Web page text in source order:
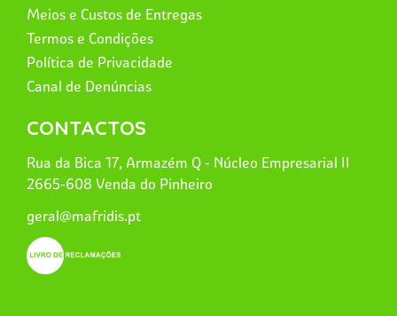
Meios e Custos de Entregas
Termos e Condições
Política de Privacidade
Canal de Denúncias
CONTACTOS
Rua da Bica 17, Armazém Q - Núcleo Empresarial II
2665-608 Venda do Pinheiro
geral@mafridis.pt